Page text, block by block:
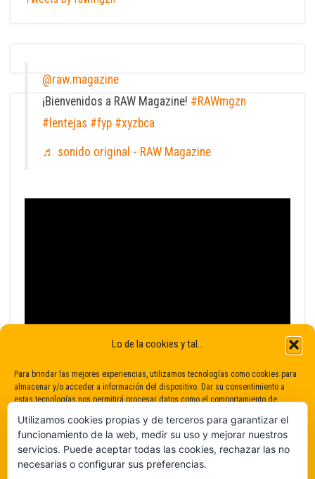
Lo de la cookies y tal...
Para brindar las mejores experiencias, utilizamos tecnologías como cookies para
almacenar y/o acceder a información del dispositivo. Dar su consentimiento a
estas tecnologías nos permitirá procesar datos como el comportamiento de
consentimiento puede afectar negativamente a determinadas características y
funciones.
@raw.magazine
¡Bienvenidos a RAW Magazine! #RAWmgzn
#lentejas #fyp #xyzbca
♬ sonido original - RAW Magazine
Utilizamos cookies propias y de terceros para garantizar el
funcionamiento de la web, medir su uso y mejorar nuestros
servicios. Puede aceptar todas las cookies, rechazar las no
necesarias o configurar sus preferencias.